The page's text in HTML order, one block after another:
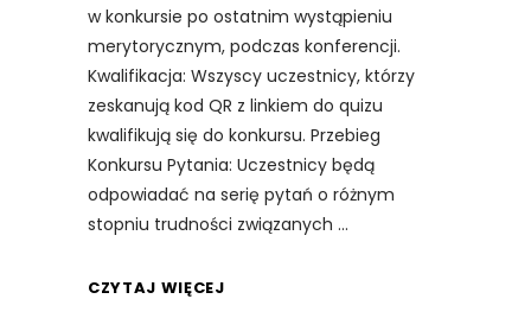
w konkursie po ostatnim wystąpieniu
merytorycznym, podczas konferencji.
Kwalifikacja: Wszyscy uczestnicy, którzy
zeskanują kod QR z linkiem do quizu
kwalifikują się do konkursu. Przebieg
Konkursu Pytania: Uczestnicy będą
odpowiadać na serię pytań o różnym
stopniu trudności związanych
CZYTAJ WIĘCEJ